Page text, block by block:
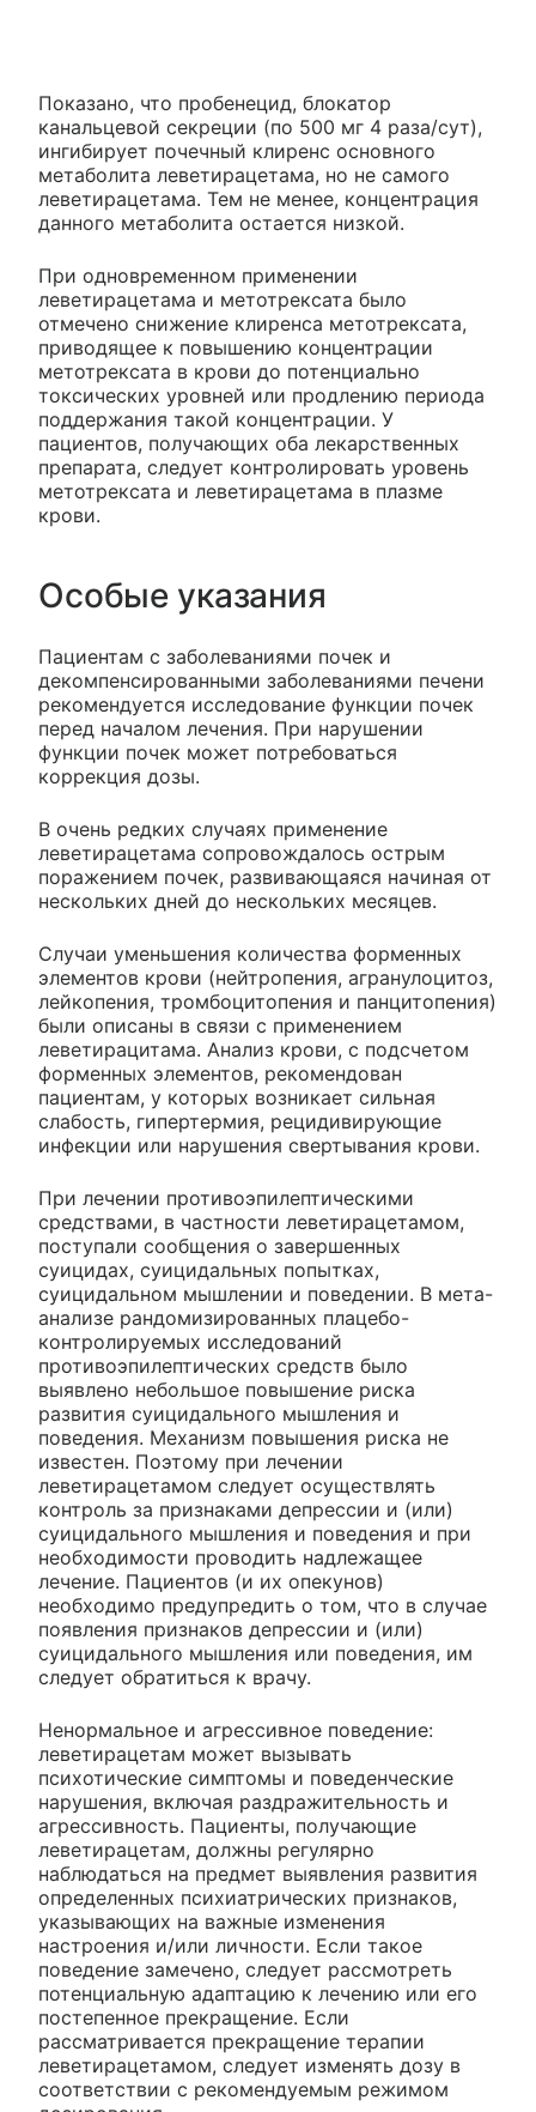
Показано, что пробенецид, блокатор
канальцевой секреции (по 500 мг 4 раза/сут),
ингибирует почечный клиренс основного
метаболита леветирацетама, но не самого
леветирацетама. Тем не менее, концентрация
данного метаболита остается низкой.
При одновременном применении
леветирацетама и метотрексата было
отмечено снижение клиренса метотрексата,
приводящее к повышению концентрации
метотрексата в крови до потенциально
токсических уровней или продлению периода
поддержания такой концентрации. У
пациентов, получающих оба лекарственных
препарата, следует контролировать уровень
метотрексата и леветирацетама в плазме
крови.
Особые указания
Пациентам с заболеваниями почек и
декомпенсированными заболеваниями печени
рекомендуется исследование функции почек
перед началом лечения. При нарушении
функции почек может потребоваться
коррекция дозы.
В очень редких случаях применение
леветирацетама сопровождалось острым
поражением почек, развивающаяся начиная от
нескольких дней до нескольких месяцев.
Случаи уменьшения количества форменных
элементов крови (нейтропения, агранулоцитоз,
лейкопения, тромбоцитопения и панцитопения)
были описаны в связи с применением
леветирацитама. Анализ крови, с подсчетом
форменных элементов, рекомендован
пациентам, у которых возникает сильная
слабость, гипертермия, рецидивирующие
инфекции или нарушения свертывания крови.
При лечении противоэпилептическими
средствами, в частности леветирацетамом,
поступали сообщения о завершенных
суицидах, суицидальных попытках,
суицидальном мышлении и поведении. В мета-
анализе рандомизированных плацебо-
контролируемых исследований
противоэпилептических средств было
выявлено небольшое повышение риска
развития суицидального мышления и
поведения. Механизм повышения риска не
известен. Поэтому при лечении
леветирацетамом следует осуществлять
контроль за признаками депрессии и (или)
суицидального мышления и поведения и при
необходимости проводить надлежащее
лечение. Пациентов (и их опекунов)
необходимо предупредить о том, что в случае
появления признаков депрессии и (или)
суицидального мышления или поведения, им
следует обратиться к врачу.
Ненормальное и агрессивное поведение:
леветирацетам может вызывать
психотические симптомы и поведенческие
нарушения, включая раздражительность и
агрессивность. Пациенты, получающие
леветирацетам, должны регулярно
наблюдаться на предмет выявления развития
определенных психиатрических признаков,
указывающих на важные изменения
настроения и/или личности. Если такое
поведение замечено, следует рассмотреть
потенциальную адаптацию к лечению или его
постепенное прекращение. Если
рассматривается прекращение терапии
леветирацетамом, следует изменять дозу в
соответствии с рекомендуемым режимом